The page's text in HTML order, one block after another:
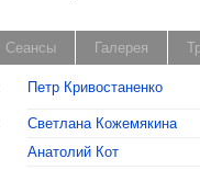
Сеансы Галерея
Петр Кривостаненко
Светлана Кожемякина
Анатолий Кот